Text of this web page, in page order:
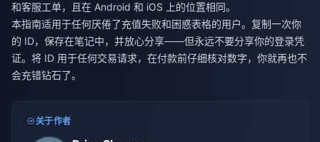
和客服工单，且在 Android 和 iOS 上的位置相同。
本指南适用于任何厌倦了充值失败和困惑表格的用户。复制一次你
的 ID，保存在笔记中，并放心分享——但永远不要分享你的登录凭
证。将 ID 用于任何交易请求，在付款前仔细核对数字，你就再也不
会充错钻石了。
关于作者